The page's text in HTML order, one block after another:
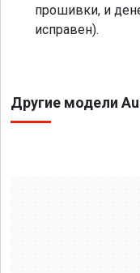
прошивки, и
исправен).
Другие модели